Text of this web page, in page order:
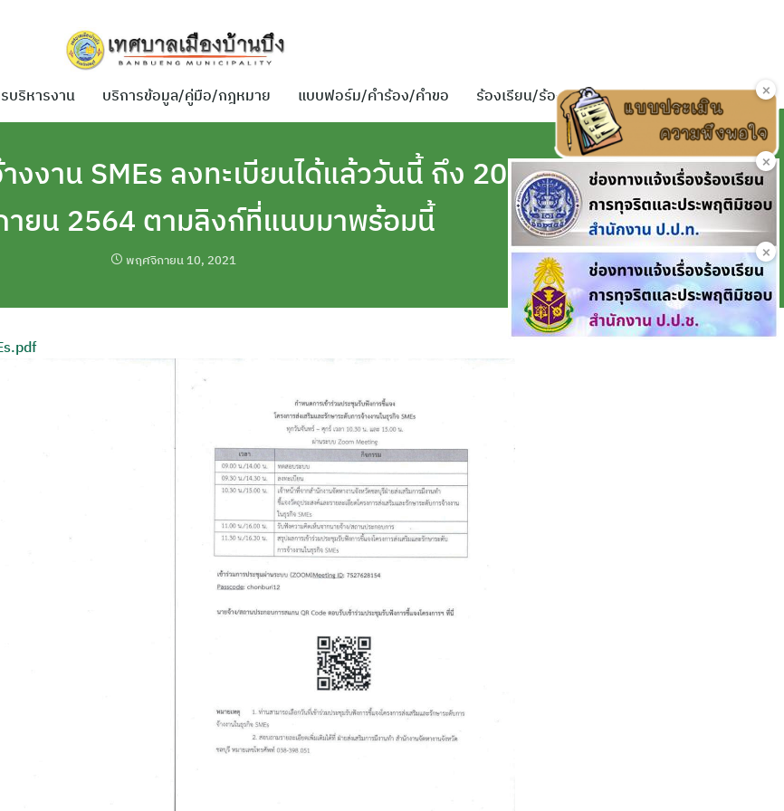
บริหารงาน บริการข้อมูล/คู่มือ/กฎหมาย แบบฟอร์ม/คำร้อง/คำขอ ร้องเรียน/ร้องทุกข์ ติดต่อเรา
งงาน SMEs ลงทะเบียนได้แล้ววันนี้ ถึง 20
ยน 2564 ตามลิงก์ที่แนบมาพร้อมนี้
พฤศจิกายน 10, 2021
×
×
×